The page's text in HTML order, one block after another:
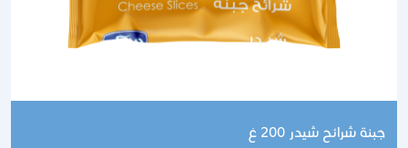
شرائح شيدر 200 غ